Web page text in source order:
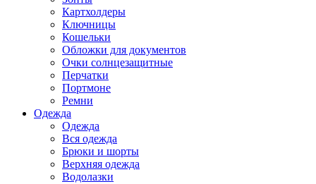
Картхолдеры
Ключницы
Кошельки
Обложки для документов
Очки солнцезащитные
Перчатки
Портмоне
Ремни
Одежда
Одежда
Вся одежда
Брюки и шорты
Верхняя одежда
Водолазки